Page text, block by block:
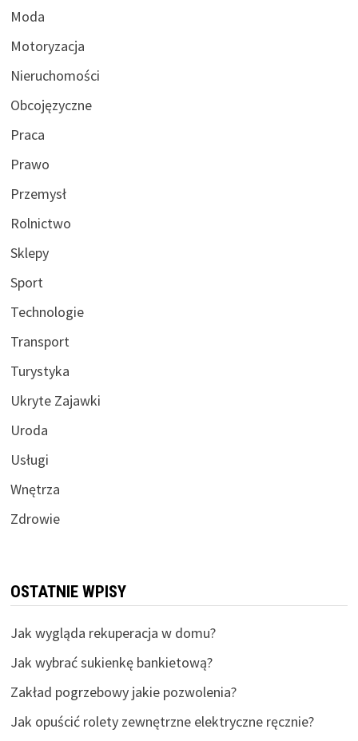
Moda
Motoryzacja
Nieruchomości
Obcojęzyczne
Praca
Prawo
Przemysł
Rolnictwo
Sklepy
Sport
Technologie
Transport
Turystyka
Ukryte Zajawki
Uroda
Usługi
Wnętrza
Zdrowie
OSTATNIE WPISY
Jak wygląda rekuperacja w domu?
Jak wybrać sukienkę bankietową?
Zakład pogrzebowy jakie pozwolenia?
Jak opuścić rolety zewnętrzne elektryczne ręcznie?